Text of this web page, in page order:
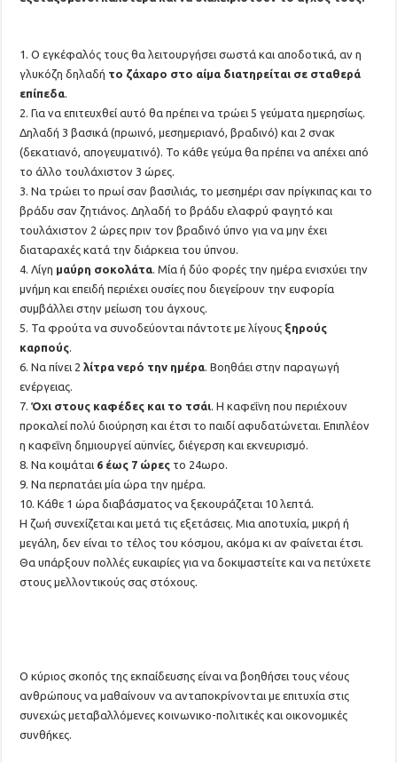
1. Ο εγκέφαλός τους θα λειτουργήσει σωστά και αποδοτικά, αν η
γλυκόζη δηλαδή το ζάχαρο στο αίμα διατηρείται σε σταθερά
επίπεδα
2. Για να επιτευχθεί αυτό θα πρέπει να τρώει 5 γεύματα ημερησίως.
Δηλαδή 3 βασικά (πρωινό, μεσημεριανό, βραδινό) και 2 σνακ
(δεκατιανό, απογευματινό). Το κάθε γεύμα θα πρέπει να απέχει από
το άλλο τουλάχιστον 3 ώρες.
3. Να τρώει το πρωί σαν βασιλιάς, το μεσημέρι σαν πρίγκιπας και το
βράδυ σαν ζητιάνος. Δηλαδή το βράδυ ελαφρύ φαγητό και
τουλάχιστον 2 ώρες πριν τον βραδινό ύπνο για να μην έχει
διαταραχές κατά την διάρκεια του ύπνου.
4. Λίγη μαύρη σοκολάτα . Μία ή δύο φορές την ημέρα ενισχύει την
μνήμη και επειδή περιέχει ουσίες που διεγείρουν την ευφορία
συμβάλλει στην μείωση του άγχους.
5. Τα φρούτα να συνοδεύονται πάντοτε με λίγους ξηρούς
καρπούς
6. Να πίνει 2λίτρα νερό την ημέρα . Βοηθάει στην παραγωγή
ενέργειας.
7.Όχι στους καφέδες και το τσάι . Η καφεΐνη που περιέχουν
προκαλεί πολύ διούρηση και έτσι το παιδί αφυδατώνεται. Επιπλέον
η καφεΐνη δημιουργεί αϋπνίες, διέγερση και εκνευρισμό.
8. Να κοιμάται 6 έως 7 ώρες το 24ωρο.
9. Να περπατάει μία ώρα την ημέρα.
10. Κάθε 1 ώρα διαβάσματος να ξεκουράζεται 10 λεπτά.
Η ζωή συνεχίζεται και μετά τις εξετάσεις. Μια αποτυχία, μικρή ή
μεγάλη, δεν είναι το τέλος του κόσμου, ακόμα κι αν φαίνεται έτσι.
Θα υπάρξουν πολλές ευκαιρίες για να δοκιμαστείτε και να πετύχετε
στους μελλοντικούς σας στόχους.
Ο κύριος σκοπός της εκπαίδευσης είναι να βοηθήσει τους νέους
ανθρώπους να μαθαίνουν να ανταποκρίνονται με επιτυχία στις
συνεχώς μεταβαλλόμενες κοινωνικο-πολιτικές και οικονομικές
συνθήκες.